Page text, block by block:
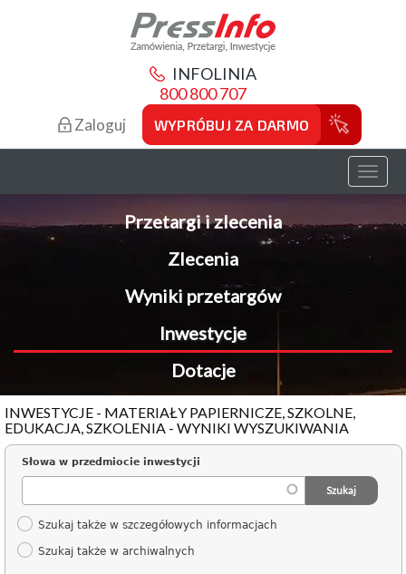
INFOLINIA
800 800 707
Zaloguj WYPRÓBUJ ZA DARMO
Toggle
Przetargi i zlecenia
Zlecenia
Wyniki przetargów
Inwestycje
Dotacje
INWESTYCJE - MATERIAŁY PAPIERNICZE, SZKOLNE,
EDUKACJA, SZKOLENIA - WYNIKI WYSZUKIWANIA
Słowa w przedmiocie inwestycji
Szukaj także w szczegółowych informacjach
Szukaj także w archiwalnych